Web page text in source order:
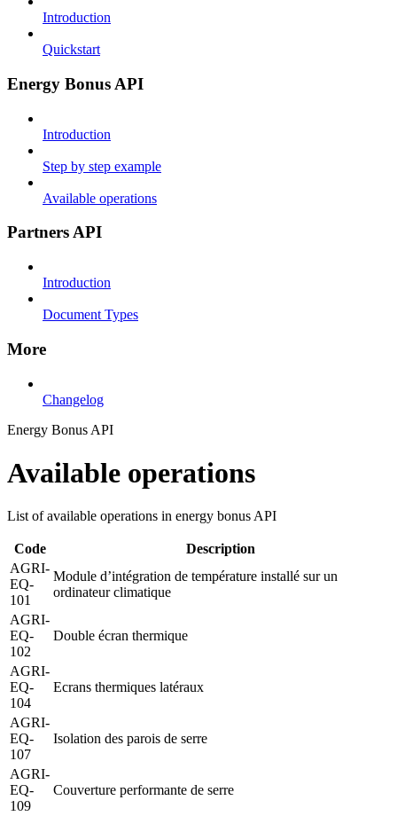
Introduction
Quickstart
Energy Bonus API
Introduction
Step by step example
Available operations
Partners API
Introduction
Document Types
More
Changelog
Energy Bonus API
Available operations
List of available operations in energy bonus API
Code
Description
AGRI-
EQ-
101
Module d’intégration de température installé sur un
ordinateur climatique
AGRI-
EQ-
102
Double écran thermique
AGRI-
EQ-
104
Ecrans thermiques latéraux
AGRI-
EQ-
107
Isolation des parois de serre
AGRI-
EQ-
109
Couverture performante de serre